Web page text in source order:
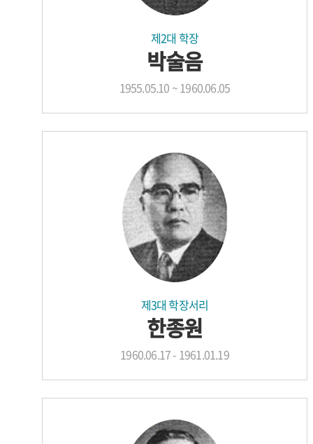
제2대 학장
박술음
1955.05.10 ~ 1960.06.05
제3대 학장서리
한종원
1960.06.17 - 1961.01.19